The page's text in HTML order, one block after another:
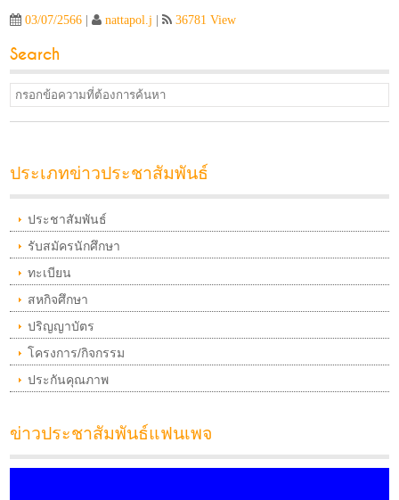
03/07/2566 | nattapol.j | 36781 View
Search
ประเภทข่าวประชาสัมพันธ์
ประชาสัมพันธ์
รับสมัครนักศึกษา
ทะเบียน
สหกิจศึกษา
ปริญญาบัตร
โครงการ/กิจกรรม
ประกันคุณภาพ
ข่าวประชาสัมพันธ์แฟนเพจ